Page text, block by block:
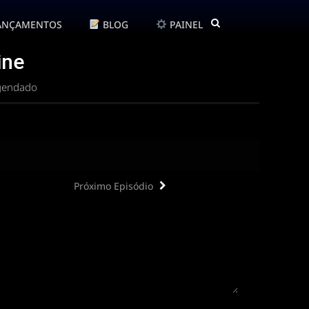
BLOG PAINEL
Próximo Episódio